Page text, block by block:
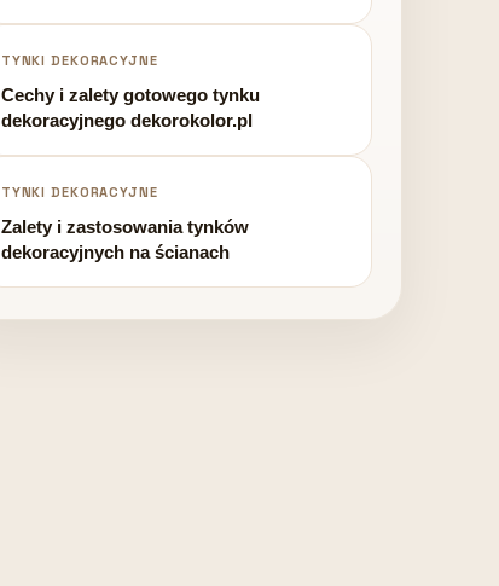
TYNKI DEKORACYJNE
Cechy i zalety gotowego tynku
dekoracyjnego dekorokolor.pl
TYNKI DEKORACYJNE
Zalety i zastosowania tynków
dekoracyjnych na ścianach